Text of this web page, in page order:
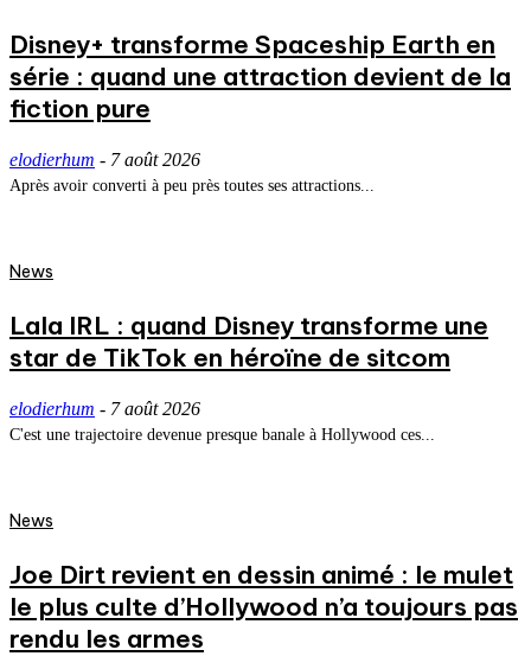
Disney+ transforme Spaceship Earth en
série : quand une attraction devient de la
fiction pure
elodierhum - 7 août 2026
Après avoir converti à peu près toutes ses attractions...
News
Lala IRL : quand Disney transforme une
star de TikTok en héroïne de sitcom
elodierhum - 7 août 2026
C'est une trajectoire devenue presque banale à Hollywood ces...
News
Joe Dirt revient en dessin animé : le mulet
le plus culte d’Hollywood n’a toujours pas
rendu les armes